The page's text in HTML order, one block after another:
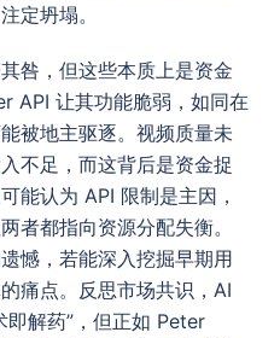
定坍塌。
咎，但这些本质上是资金
API 让其功能脆弱，如同在
被地主驱逐。视频质量未
不足，而这背后是资金捉
能认为 API 限制是主因，
者都指向资源分配失衡。
憾，若能深入挖掘早期用
痛点。反思市场共识，AI
即解药”，但正如 Peter